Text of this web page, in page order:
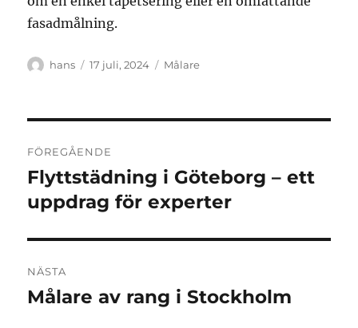
fasadmålning.
Författare
hans
Publicerat
17 juli, 2024 Kategorier
Målare
FÖREGÅENDE
Föregående
inlägg:
Flyttstädning i Göteborg – ett
uppdrag för experter
NÄSTA
Nästa
Målare av rang i Stockholm